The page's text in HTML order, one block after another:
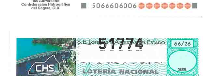
51774